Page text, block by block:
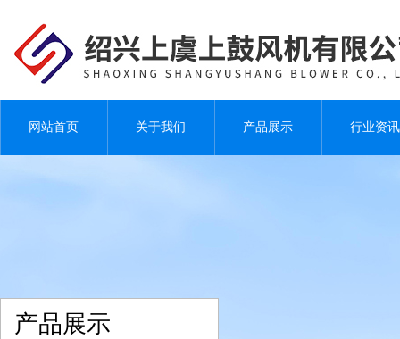
网站首页 关于我们 产品展示 行业资讯
产品展示